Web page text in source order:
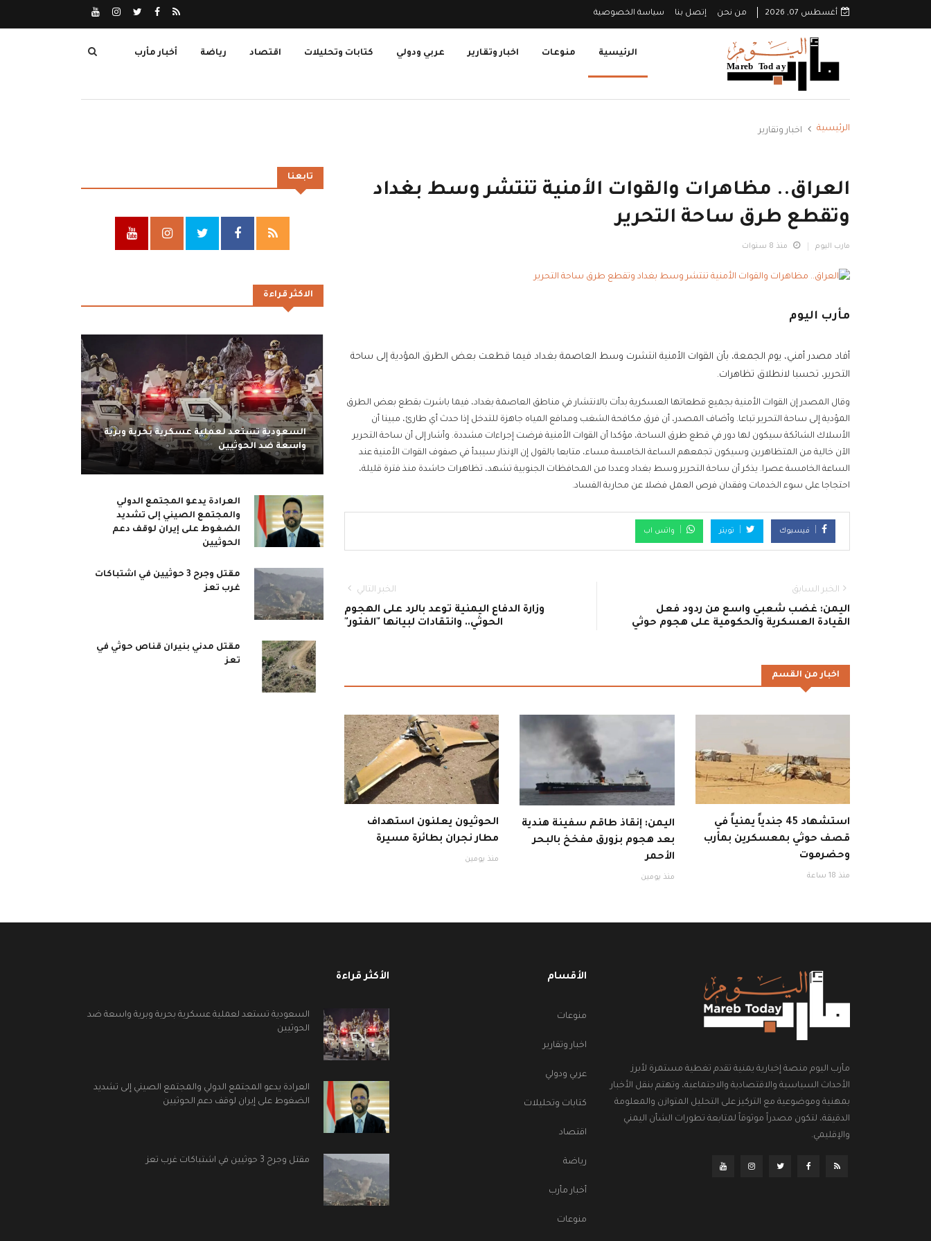
أغسطس 07, 2026 من نحن إتصل بنا سياسة الخصوصية
الرئيسية منوعات اخبار وتقارير عربي ودولي كتابات وتحليلات اقتصاد رياضة أخبار مأرب
الرئيسية اخبار وتقارير
العراق.. مظاهرات والقوات الأمنية تنتشر وسط بغداد
وتقطع طرق ساحة التحرير
مارب اليوم منذ 8 سنوات
مأرب اليوم
أفاد مصدر أمني، يوم الجمعة، بأن القوات الأمنية انتشرت وسط العاصمة بغداد فيما قطعت بعض الطرق المؤدية إلى ساحة
التحرير، تحسبا لانطلاق تظاهرات.
وقال المصدر إن القوات الأمنية بجميع قطعاتها العسكرية بدأت بالانتشار في مناطق العاصمة بغداد، فيما باشرت بقطع بعض الطرق
المؤدية إلى ساحة التحرير تباعا. وأضاف المصدر، أن فرق مكافحة الشغب ومدافع المياه جاهزة للتدخل إذا حدث أي طارئ، مبينا أن
الأسلاك الشائكة سيكون لها دور في قطع طرق الساحة، مؤكدا أن القوات الأمنية فرضت إجراءات مشددة. وأشار إلى أن ساحة التحرير
الآن خالية من المتظاهرين وسيكون تجمعهم الساعة الخامسة مساء، متابعا بالقول إن الإنذار سيبدأ في صفوف القوات الأمنية عند
الساعة الخامسة عصرا. يذكر أن ساحة التحرير وسط بغداد وعددا من المحافظات الجنوبية تشهد، تظاهرات حاشدة منذ فترة قليلة،
احتجاجا على سوء الخدمات وفقدان فرص العمل فضلا عن محاربة الفساد.
فيسبوك تويتر واتس اب
الخبر السابق
اليمن: غضب شعبي واسع من ردود فعل
القيادة العسكرية والحكومية على هجوم حوثي
الخبر التالي
وزارة الدفاع اليمنية توعد بالرد على الهجوم
الحوثي.. وانتقادات لبيانها "الفتور"
اخبار من القسم
استشهاد 45 جندياً يمنياً في
قصف حوثي بمعسكرين بمأرب
وحضرموت
منذ 18 ساعة
اليمن: إنقاذ طاقم سفينة هندية
بعد هجوم بزورق مفخخ بالبحر
الأحمر
منذ يومين
الحوثيون يعلنون استهداف
مطار نجران بطائرة مسيرة
منذ يومين
تابعنا
الاكثر قراءة
السعودية تستعد لعملية عسكرية بحرية وبرية
واسعة ضد الحوثيين
العرادة يدعو المجتمع الدولي
والمجتمع الصيني إلى تشديد
الضغوط على إيران لوقف دعم
الحوثيين
مقتل وجرح 3 حوثيين في اشتباكات
غرب تعز
مقتل مدني بنيران قناص حوثي في
تعز
مأرب اليوم منصة إخبارية يمنية تقدم تغطية مستمرة لأبرز
الأحداث السياسية والاقتصادية والاجتماعية، وتهتم بنقل الأخبار
بمهنية وموضوعية مع التركيز على التحليل المتوازن والمعلومة
الدقيقة، لتكون مصدراً موثوقاً لمتابعة تطورات الشأن اليمني
والإقليمي.
الأقسام
منوعات
اخبار وتقارير
عربي ودولي
كتابات وتحليلات
اقتصاد
رياضة
أخبار مأرب
منوعات
الأكثر قراءة
السعودية تستعد لعملية عسكرية بحرية وبرية واسعة ضد
الحوثيين
العرادة يدعو المجتمع الدولي والمجتمع الصيني إلى تشديد
الضغوط على إيران لوقف دعم الحوثيين
مقتل وجرح 3 حوثيين في اشتباكات غرب تعز